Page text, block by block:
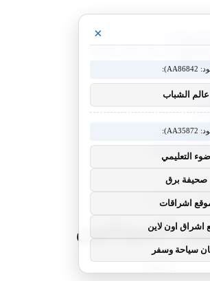
بينتيريست فيميو
التقني
السودانيين
السودانيين
×
عالم الشباب
ضوء التعليمي
صحيفة برق
اشراقات
اشراق اون لاين
سياحة وسفر